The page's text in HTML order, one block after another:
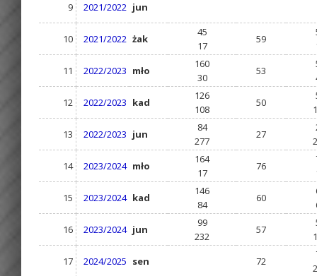
9
2021/2022 jun
10 2021/2022 żak
45
17
59
11
2022/2023 mło
160
30
53
12
2022/2023 kad
126
108
50
13
2022/2023 jun
84
277
27
14
2023/2024 mło
164
17
76
15
2023/2024 kad
146
84
60
16
2023/2024 jun
99
232
57
17
2024/2025 sen 72